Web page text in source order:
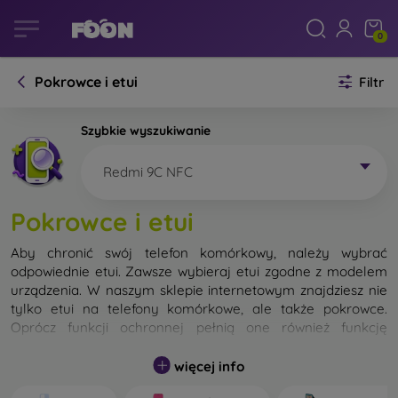
0
Pokrowce i etui Filtr
Szybkie wyszukiwanie
Redmi 9C NFC
Pokrowce i etui
Aby chronić swój telefon komórkowy, należy wybrać
odpowiednie etui. Zawsze wybieraj etui zgodne z modelem
urządzenia. W naszym sklepie internetowym znajdziesz nie
tylko etui na telefony komórkowe, ale także pokrowce.
Oprócz funkcji ochronnej pełnią one również funkcję
Pokrowiec na telefon komórkowy możemy również nazwać
więcej info